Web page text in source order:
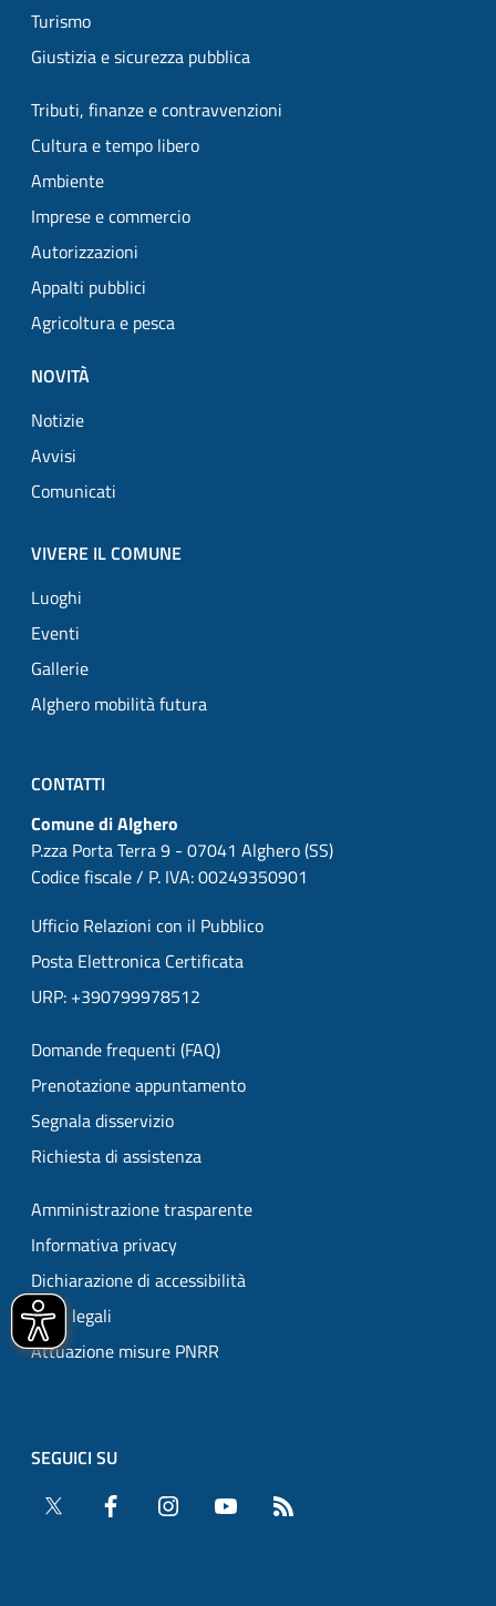
Turismo
Giustizia e sicurezza pubblica
Tributi, finanze e contravvenzioni
Cultura e tempo libero
Ambiente
Imprese e commercio
Autorizzazioni
Appalti pubblici
Agricoltura e pesca
NOVITÀ
Notizie
Avvisi
Comunicati
VIVERE IL COMUNE
Luoghi
Eventi
Gallerie
Alghero mobilità futura
CONTATTI
Comune di Alghero
P.zza Porta Terra 9 - 07041 Alghero (SS)
Codice fiscale / P. IVA: 00249350901
Ufficio Relazioni con il Pubblico
Posta Elettronica Certificata
URP: +390799978512
Domande frequenti (FAQ)
Prenotazione appuntamento
Segnala disservizio
Richiesta di assistenza
Amministrazione trasparente
Informativa privacy
Dichiarazione di accessibilità
Note legali
Attuazione misure PNRR
SEGUICI SU
Twitter
Facebook Instagram YouTube